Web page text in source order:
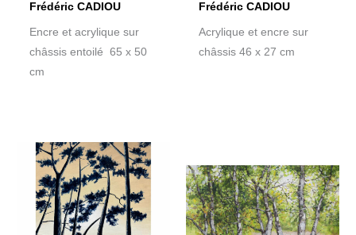
Frédéric CADIOU
Encre et acrylique sur
châssis entoilé 65 x 50
cm
Frédéric CADIOU
Acrylique et encre sur
châssis 46 x 27 cm